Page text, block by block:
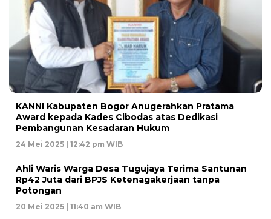
KANNI Kabupaten Bogor Anugerahkan Pratama
Award kepada Kades Cibodas atas Dedikasi
Pembangunan Kesadaran Hukum
24 Mei 2025 | 12:42 pm WIB
Ahli Waris Warga Desa Tugujaya Terima Santunan
Rp42 Juta dari BPJS Ketenagakerjaan tanpa
Potongan
20 Mei 2025 | 11:40 am WIB